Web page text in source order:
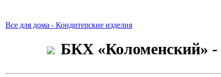
Все для дома - Кондитерские изделия
БКХ «Коломенский»